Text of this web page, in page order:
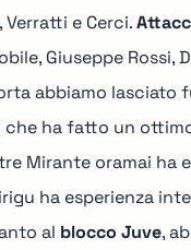
e Cerci.
Giuseppe Rossi,
abbiamo lasciato
che ha fatto un
Mirante oramai ha
ha esperienza
al blocco Juve,